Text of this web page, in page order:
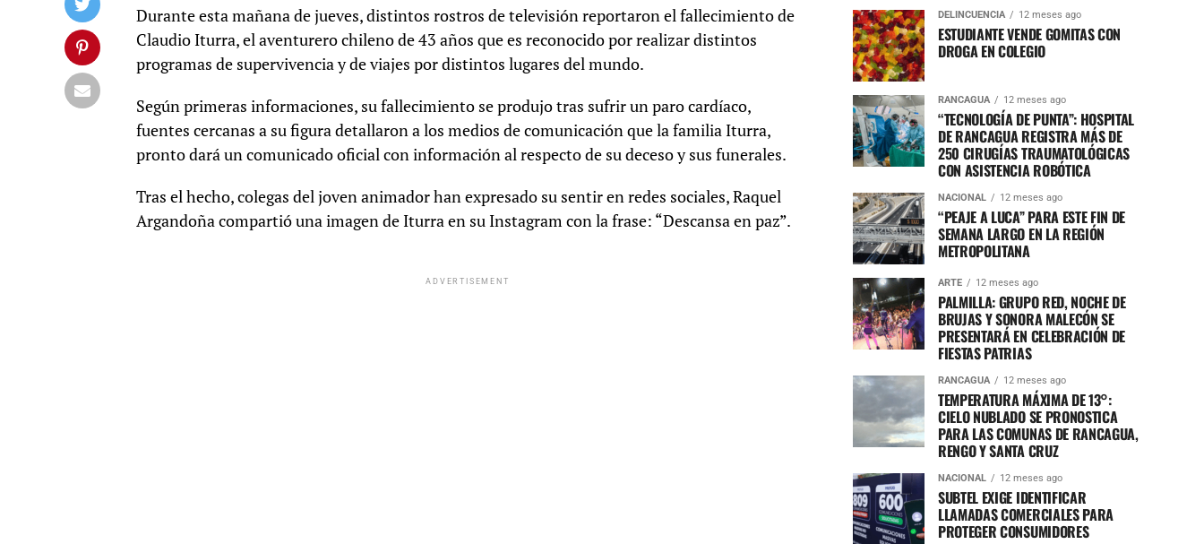
Durante esta mañana de jueves, distintos rostros de televisión reportaron el fallecimiento de
Claudio Iturra, el aventurero chileno de 43 años que es reconocido por realizar distintos
programas de supervivencia y de viajes por distintos lugares del mundo.
Según primeras informaciones, su fallecimiento se produjo tras sufrir un paro cardíaco,
fuentes cercanas a su figura detallaron a los medios de comunicación que la familia Iturra,
pronto dará un comunicado oficial con información al respecto de su deceso y sus funerales.
Tras el hecho, colegas del joven animador han expresado su sentir en redes sociales, Raquel
Argandoña compartió una imagen de Iturra en su Instagram con la frase: “Descansa en paz”.
ADVERTISEMENT
DELINCUENCIA 12 meses ago
ESTUDIANTE VENDE GOMITAS CON
DROGA EN COLEGIO
RANCAGUA 12 meses ago
“TECNOLOGÍA DE PUNTA”: HOSPITAL
DE RANCAGUA REGISTRA MÁS DE
250 CIRUGÍAS TRAUMATOLÓGICAS
CON ASISTENCIA ROBÓTICA
NACIONAL 12 meses ago
“PEAJE A LUCA” PARA ESTE FIN DE
SEMANA LARGO EN LA REGIÓN
METROPOLITANA
ARTE 12 meses ago
PALMILLA: GRUPO RED, NOCHE DE
BRUJAS Y SONORA MALECÓN SE
PRESENTARÁ EN CELEBRACIÓN DE
FIESTAS PATRIAS
RANCAGUA 12 meses ago
TEMPERATURA MÁXIMA DE 13°:
CIELO NUBLADO SE PRONOSTICA
PARA LAS COMUNAS DE RANCAGUA,
RENGO Y SANTA CRUZ
NACIONAL 12 meses ago
SUBTEL EXIGE IDENTIFICAR
LLAMADAS COMERCIALES PARA
PROTEGER CONSUMIDORES